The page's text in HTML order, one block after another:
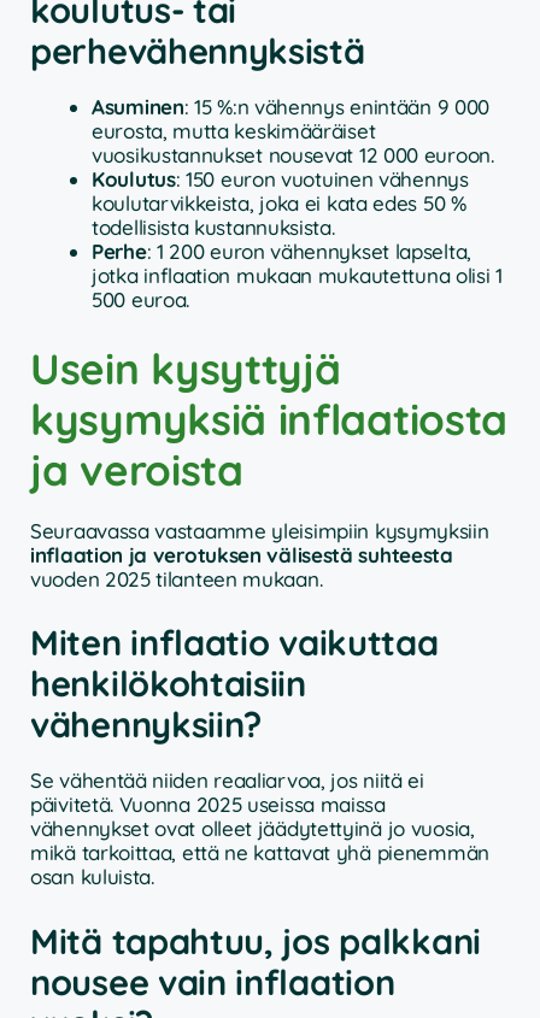
koulutus- tai
perhevähennyksistä
Asuminen: 15 %:n vähennys enintään 9 000
eurosta, mutta keskimääräiset
vuosikustannukset nousevat 12 000 euroon.
Koulutus: 150 euron vuotuinen vähennys
koulutarvikkeista, joka ei kata edes 50 %
todellisista kustannuksista.
Perhe: 1 200 euron vähennykset lapselta,
jotka inflaation mukaan mukautettuna olisi 1
500 euroa.
Usein kysyttyjä
kysymyksiä inflaatiosta
ja veroista
Seuraavassa vastaamme yleisimpiin kysymyksiin
inflaation ja verotuksen välisestä suhteesta
vuoden 2025 tilanteen mukaan.
Miten inflaatio vaikuttaa
henkilökohtaisiin
vähennyksiin?
Se vähentää niiden reaaliarvoa, jos niitä ei
päivitetä. Vuonna 2025 useissa maissa
vähennykset ovat olleet jäädytettyinä jo vuosia,
mikä tarkoittaa, että ne kattavat yhä pienemmän
osan kuluista.
Mitä tapahtuu, jos palkkani
nousee vain inflaation